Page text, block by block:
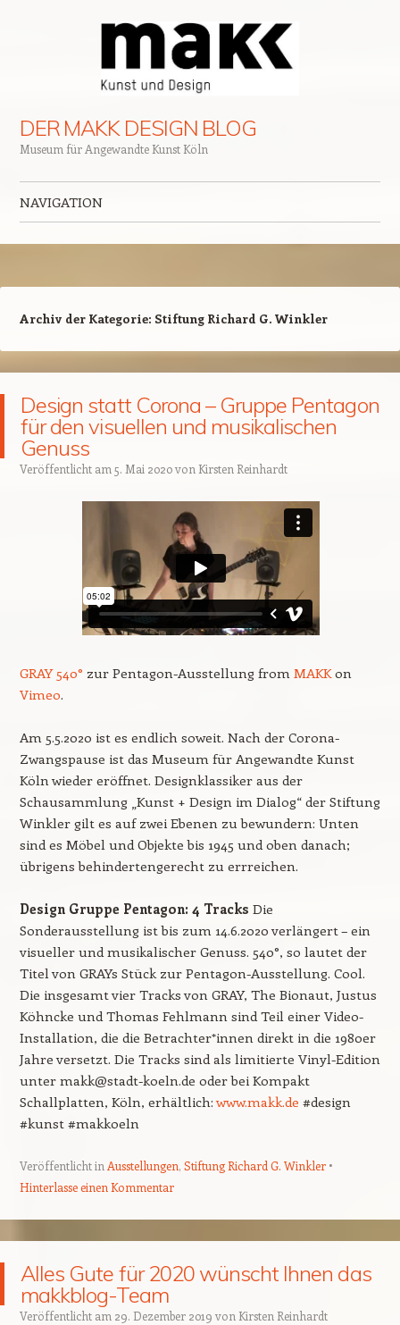
DER MAKK DESIGN BLOG
Museum für Angewandte Kunst Köln
NAVIGATION
Archiv der Kategorie: Stiftung Richard G. Winkler
Design statt Corona – Gruppe Pentagon
für den visuellen und musikalischen
Genuss
Veröffentlicht am 5. Mai 2020von Kirsten Reinhardt
GRAY 540° zur Pentagon-Ausstellung from MAKKon
Vimeo.
Am 5.5.2020 ist es endlich soweit. Nach der Corona-
Zwangspause ist das Museum für Angewandte Kunst
Köln wieder eröffnet. Designklassiker aus der
Schausammlung „Kunst + Design im Dialog“ der Stiftung
Winkler gilt es auf zwei Ebenen zu bewundern: Unten
sind es Möbel und Objekte bis 1945 und oben danach;
übrigens behindertengerecht zu errreichen.
Design Gruppe Pentagon: 4 Tracks Die
Sonderausstellung ist bis zum 14.6.2020 verlängert – ein
visueller und musikalischer Genuss. 540°, so lautet der
Titel von GRAYs Stück zur Pentagon-Ausstellung. Cool.
Die insgesamt vier Tracks von GRAY, The Bionaut, Justus
Köhncke und Thomas Fehlmann sind Teil einer Video-
Installation, die die Betrachter*innen direkt in die 1980er
Jahre versetzt. Die Tracks sind als limitierte Vinyl-Edition
unter makk@stadt-koeln.de oder bei Kompakt
Schallplatten, Köln, erhältlich:www.makk.de #design
#kunst #makkoeln
Veröffentlicht in Ausstellungen, Stiftung Richard G. Winkler
Hinterlasse einen Kommentar
Alles Gute für 2020 wünscht Ihnen das
makkblog-Team
Veröffentlicht am 29. Dezember 2019 von Kirsten Reinhardt